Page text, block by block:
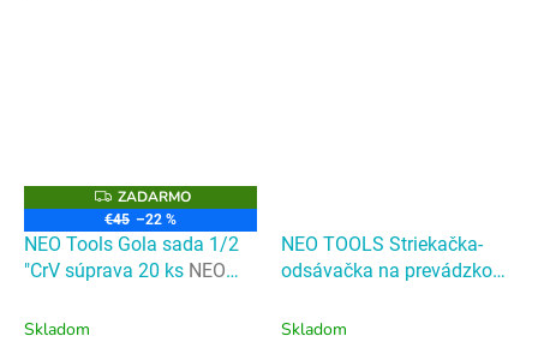
Z
A
D
A
R
M
ZADARMO
€45 –22 %
NEO Tools Gola sada 1/2
"CrV súprava 20 ks NEO
súprava 20 ks
Skladom
NEO TOOLS Striekačka-
odsávačka na prevádzkové
Skladom